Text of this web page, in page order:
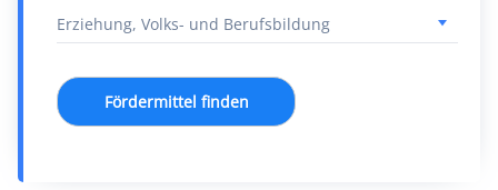
Fördermittel finden